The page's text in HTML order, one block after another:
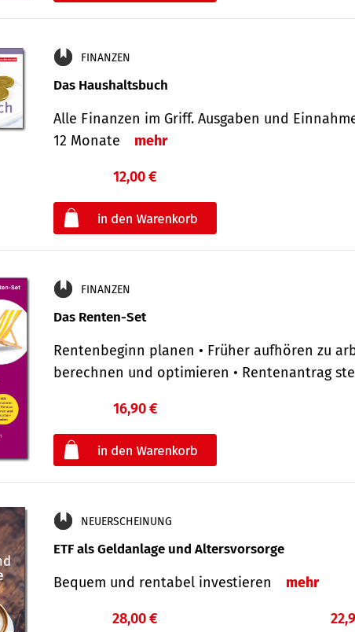
FINANZEN
Das Haushaltsbuch
Alle Finanzen im Griff. Aus­gaben und
12 Monate
mehr
12,00 €
FINANZEN
Das Renten-Set
Rentenbeginn planen • Früher aufhören zu
berechnen und optimieren • Rentenantrag
16,90 €
NEUERSCHEINUNG
ETF als Geldanlage und Altersvorsorge
Bequem und rentabel investieren mehr
28,00 €